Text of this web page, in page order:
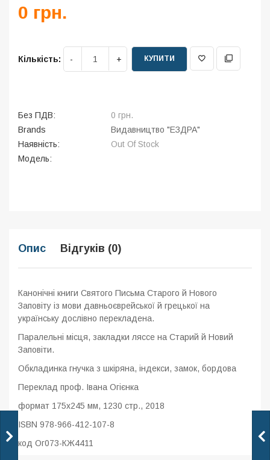
0 грн.
Кількість: КУПИТИ
Без ПДВ:
0 грн.
Brands
Видавництво "ЕЗДРА"
Наявність:
Out Of Stock
Модель:
Опис Відгуків (0)
Канонічні книги Святого Письма Старого й Нового
Заповіту із мови давньоєврейської й грецької на
українську дослівно перекладена.
Паралельні місця, закладки ляссе на Старий й Новий
Заповіти.
Обкладинка гнучка з шкіряна, індекси, замок, бордова
Переклад проф. Івана Огієнка
формат 175x245 мм, 1230 стр., 2018
ISBN 978-966-412-107-8
код Ог073-КЖ4411